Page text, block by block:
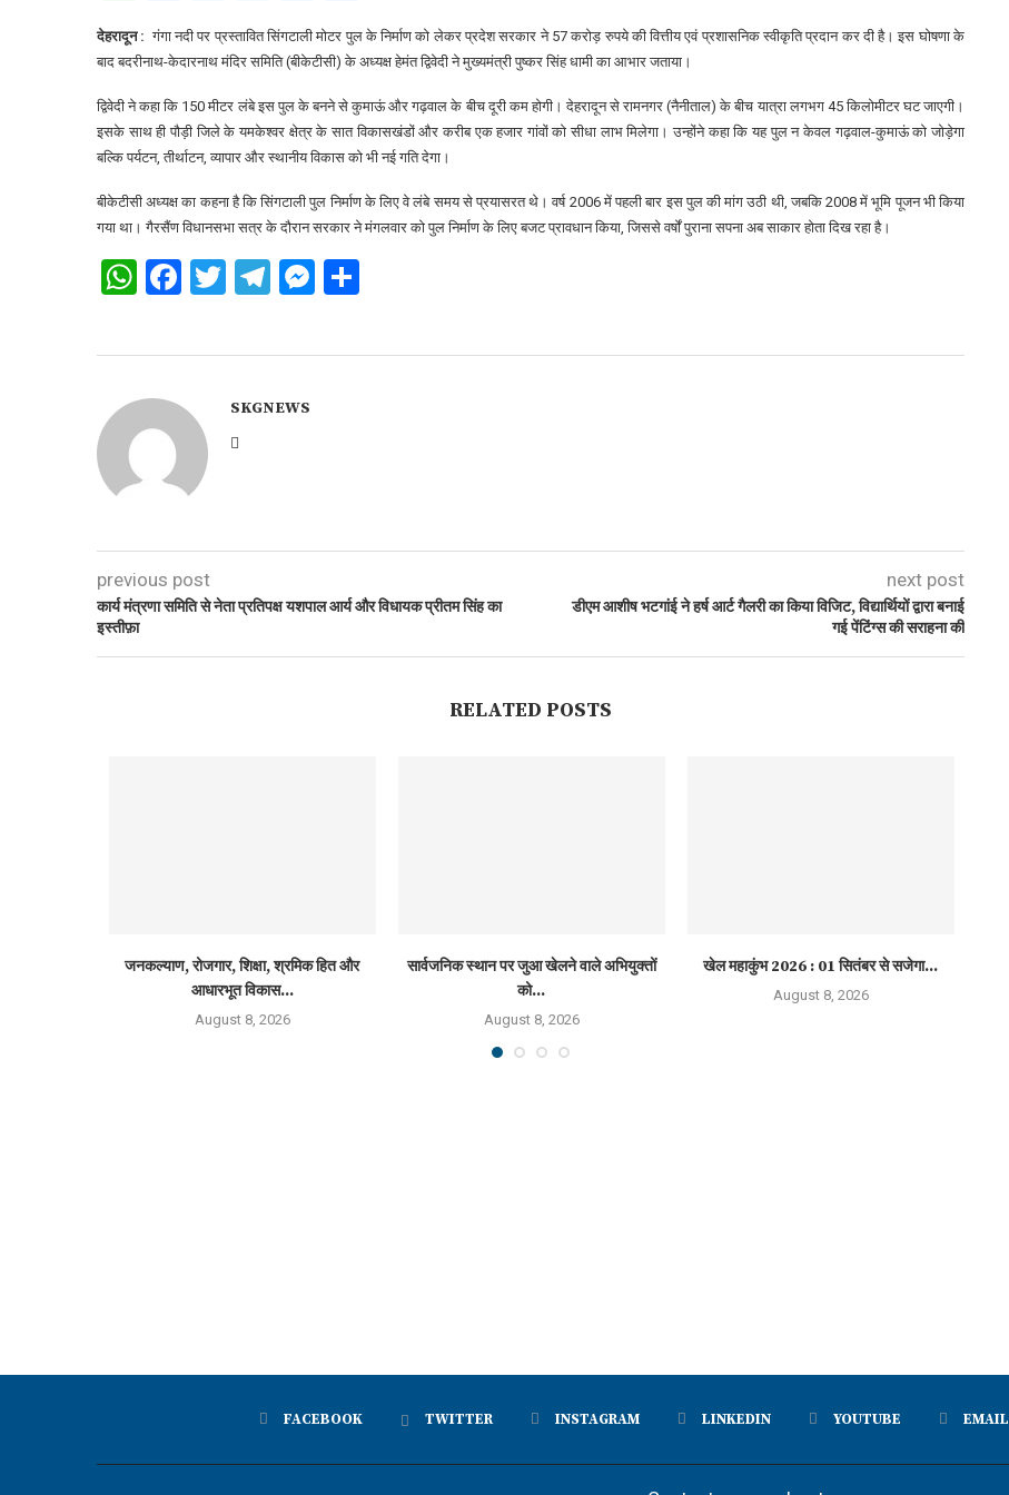
देहरादून : गंगा नदी पर प्रस्तावित सिंगटाली मोटर पुल के निर्माण को लेकर प्रदेश सरकार ने 57 करोड़ रुपये की वित्तीय एवं प्रशासनिक स्वीकृति प्रदान कर दी है। इस घोषणा के
बाद बदरीनाथ-केदारनाथ मंदिर समिति (बीकेटीसी) के अध्यक्ष हेमंत द्विवेदी ने मुख्यमंत्री पुष्कर सिंह धामी का आभार जताया।
द्विवेदी ने कहा कि 150 मीटर लंबे इस पुल के बनने से कुमाऊं और गढ़वाल के बीच दूरी कम होगी। देहरादून से रामनगर (नैनीताल) के बीच यात्रा लगभग 45 किलोमीटर घट जाएगी।
इसके साथ ही पौड़ी जिले के यमकेश्वर क्षेत्र के सात विकासखंडों और करीब एक हजार गांवों को सीधा लाभ मिलेगा। उन्होंने कहा कि यह पुल न केवल गढ़वाल-कुमाऊं को जोड़ेगा
बल्कि पर्यटन, तीर्थाटन, व्यापार और स्थानीय विकास को भी नई गति देगा।
बीकेटीसी अध्यक्ष का कहना है कि सिंगटाली पुल निर्माण के लिए वे लंबे समय से प्रयासरत थे। वर्ष 2006 में पहली बार इस पुल की मांग उठी थी, जबकि 2008 में भूमि पूजन भी किया
गया था। गैरसैंण विधानसभा सत्र के दौरान सरकार ने मंगलवार को पुल निर्माण के लिए बजट प्रावधान किया, जिससे वर्षों पुराना सपना अब साकार होता दिख रहा है।
WhatsApp
Facebook
Twitter
Telegram
Messenger
SKGNEWS
previous post
कार्य मंत्रणा समिति से नेता प्रतिपक्ष यशपाल आर्य और विधायक प्रीतम सिंह का
इस्तीफ़ा
next post
डीएम आशीष भटगांई ने हर्ष आर्ट गैलरी का किया विजिट, विद्यार्थियों द्वारा बनाई
गई पेंटिंग्स की सराहना की
RELATED POSTS
जनकल्याण, रोजगार, शिक्षा, श्रमिक हित और
आधारभूत विकास...
August 8, 2026
सार्वजनिक स्थान पर जुआ खेलने वाले अभियुक्तों
को...
August 8, 2026
खेल महाकुंभ 2026 : 01 सितंबर से सजेगा...
August 8, 2026
FACEBOOK TWITTER INSTAGRAM LINKEDIN YOUTUBE EMAIL